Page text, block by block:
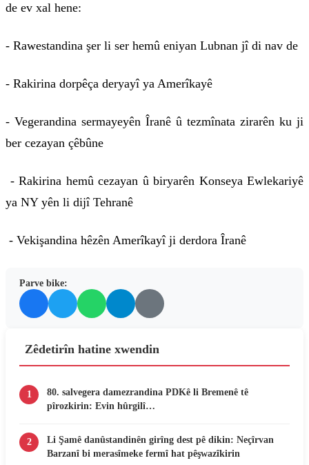
de ev xal hene:
- Rawestandina şer li ser hemû eniyan Lubnan jî di nav de
- Rakirina dorpêça deryayî ya Amerîkayê
- Vegerandina sermayeyên Îranê û tezmînata zirarên ku ji
ber cezayan çêbûne
- Rakirina hemû cezayan û biryarên Konseya Ewlekariyê
ya NY yên li dijî Tehranê
- Vekişandina hêzên Amerîkayî ji derdora Îranê
Parve bike:
Zêdetirîn hatine xwendin
1
80. salvegera damezrandina PDKê li Bremenê tê
pîrozkirin: Evin hûrgilî…
2
Li Şamê danûstandinên girîng dest pê dikin: Neçîrvan
Barzanî bi merasîmeke fermî hat pêşwazîkirin